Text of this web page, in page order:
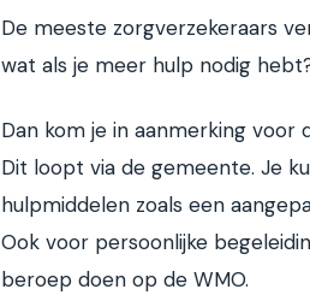
De meeste zorgverzekeraars
wat als je meer hulp nodig
Dan kom je in aanmerking voor
Dit loopt via de gemeente. Je
hulpmiddelen zoals een
Ook voor persoonlijke
beroep doen op de WMO.